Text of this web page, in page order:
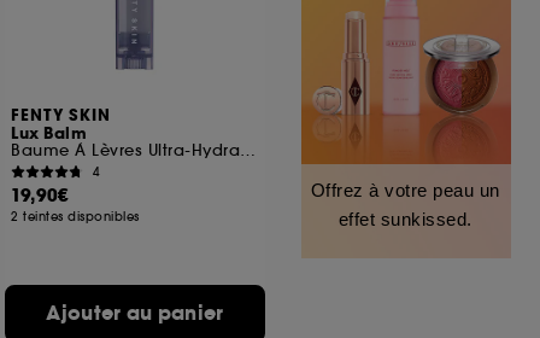
FENTY SKIN
Lux Balm
Baume À Lèvres Ultra-Hydratant
4
19,90€
2 teintes disponibles
Ajouter au panier
Offrez à votre peau un
effet sunkissed.